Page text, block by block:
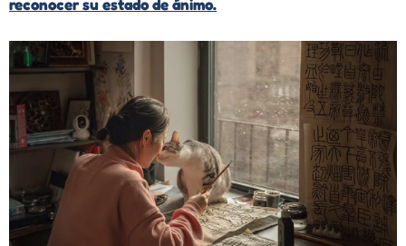
reconocer su estado de ánimo.